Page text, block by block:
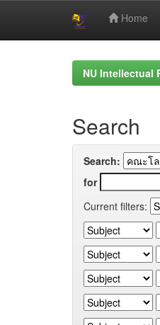
Home
NU Intellectual
Search
Search:
for
Current filters: